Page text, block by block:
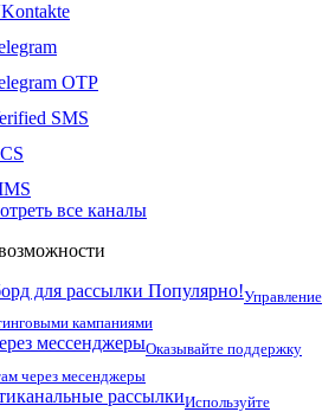
OTP
SMS
все каналы
для рассылки Популярно!Управление
кампаниями
мессенджерыОказывайте поддержку
через месенджеры
рассылкиИспользуйте